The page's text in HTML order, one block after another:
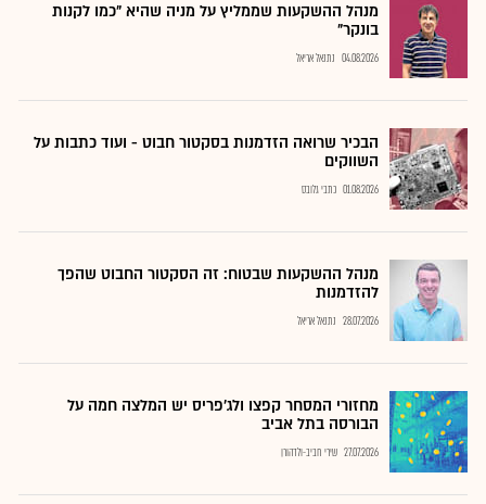
מנהל ההשקעות שממליץ על מניה שהיא "כמו לקנות
בונקר"
04.08.2026 נתנאל אריאל
הבכיר שרואה הזדמנות בסקטור חבוט - ועוד כתבות על
השווקים
01.08.2026 כתבי גלובס
מנהל ההשקעות שבטוח: זה הסקטור החבוט שהפך
להזדמנות
28.07.2026 נתנאל אריאל
מחזורי המסחר קפצו ולג'פריס יש המלצה חמה על
הבורסה בתל אביב
27.07.2026 שירי חביב-ולדהורן